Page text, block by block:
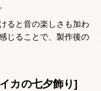
ると音の楽しさも加わ
じることで、製作後の
カの七夕飾り]